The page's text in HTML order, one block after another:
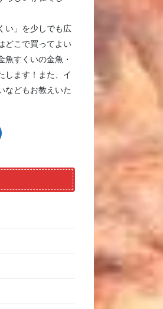
い」を少しでも広
どこで買ってよい
魚すくいの金魚・
します！また、イ
などもお教えいた